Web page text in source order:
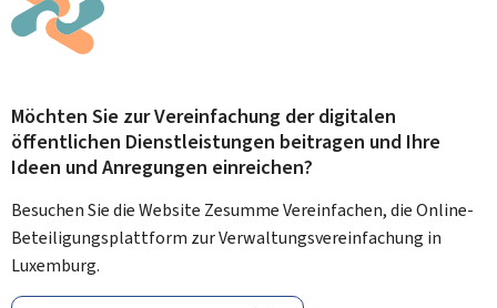
Möchten Sie zur Vereinfachung der digitalen
öffentlichen Dienstleistungen beitragen und Ihre
Ideen und Anregungen einreichen?
Besuchen Sie die Website Zesumme Vereinfachen, die Online-
Beteiligungsplattform zur Verwaltungsvereinfachung in
Luxemburg.